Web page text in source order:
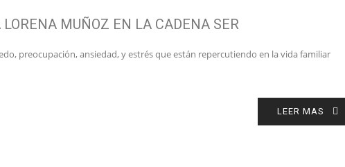
MUÑOZ EN LA CADENA SER
preocupación, ansiedad, y estrés que están repercutiendo en la vida familiar
LEER MAS